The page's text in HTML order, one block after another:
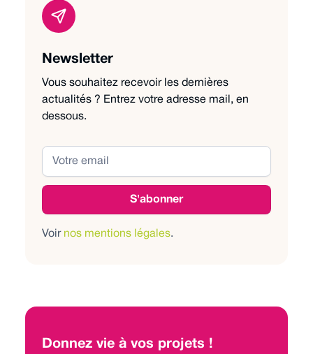
Newsletter
Vous souhaitez recevoir les dernières
actualités ? Entrez votre adresse mail, en
dessous.
Voir nos mentions légales.
Donnez vie à vos projets !